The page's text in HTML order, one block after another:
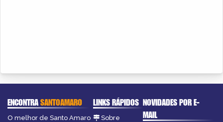
ENCONTRASANTOAMARO
O melhor de Santo Amaro
LINKS RÁPIDOS
Sobre
NOVIDADES POR E-
MAIL